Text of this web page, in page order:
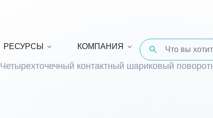
РЕСУРСЫ КОМПАНИЯ
Четырехточечный контактный шариковый